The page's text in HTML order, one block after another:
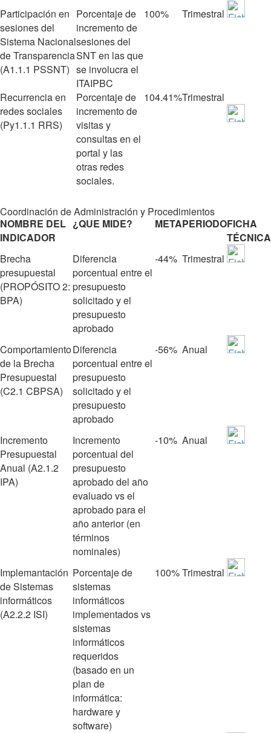
Participación en
sesiones del
Sistema Nacional
de Transparencia
(A1.1.1 PSSNT)
Porcentaje de
incremento de
sesiones del
SNT en las que
se involucra el
ITAIPBC
100% Trimestral
Recurrencia en
redes sociales
(Py1.1.1 RRS)
Porcentaje de
incremento de
visitas y
consultas en el
portal y las
otras redes
sociales.
104.41%Trimestral
Coordinación de Administración y Procedimientos
NOMBRE DEL
INDICADOR
¿QUE MIDE? METAPERIODOFICHA
TÉCNICA
Brecha
presupuestal
(PROPÓSITO 2:
BPA)
Diferencia
porcentual entre el
presupuesto
solicitado y el
presupuesto
aprobado
‐44% Trimestral
Comportamiento
de la Brecha
Presupuestal
(C2.1 CBPSA)
Diferencia
porcentual entre el
presupuesto
solicitado y el
presupuesto
aprobado
‐56% Anual
Incremento
Presupuestal
Anual (A2.1.2
IPA)
Incremento
porcentual del
presupuesto
aprobado del año
evaluado vs el
aprobado para el
año anterior (en
términos
nominales)
‐10% Anual
Implemantación
de Sistemas
informáticos
(A2.2.2 ISI)
Porcentaje de
sistemas
informáticos
implementados vs
sistemas
informáticos
requeridos
(basado en un
plan de
informática:
hardware y
software)
100%Trimestral